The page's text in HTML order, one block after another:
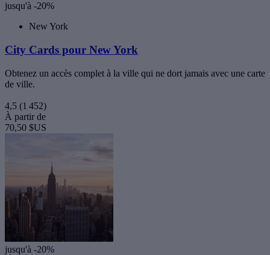
jusqu'à -20%
New York
City Cards pour New York
Obtenez un accès complet à la ville qui ne dort jamais avec une carte
de ville.
4,5 (1 452)
À partir de
70,50 $US
jusqu'à -20%